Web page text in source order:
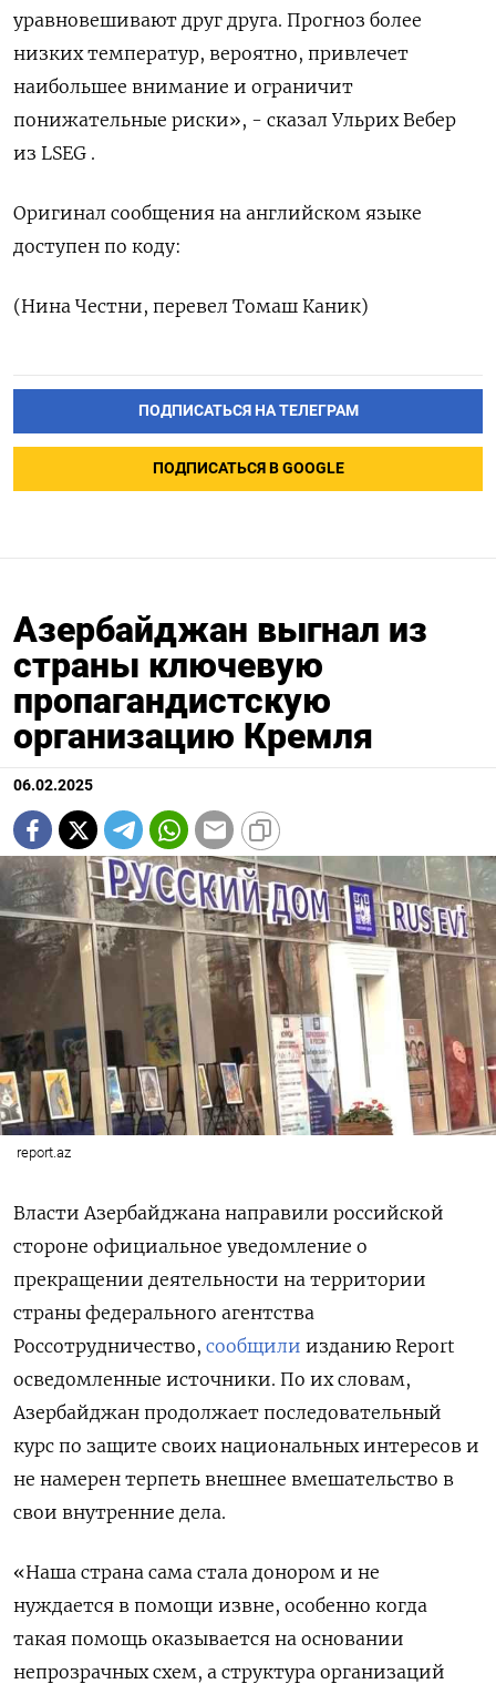
уравновешивают друг друга. Прогноз более
низких температур, вероятно, привлечет
наибольшее внимание и ограничит
понижательные риски», - сказал Ульрих Вебер
из LSEG .
Оригинал сообщения на английском языке
доступен по коду:
(Нина Честни, перевел Томаш Каник)
ПОДПИСАТЬСЯ НА ТЕЛЕГРАМ
ПОДПИСАТЬСЯ В GOOGLE
Азербайджан выгнал из
страны ключевую
пропагандистскую
организацию Кремля
06.02.2025
report.az
Власти Азербайджана направили российской
стороне официальное уведомление о
прекращении деятельности на территории
страны федерального агентства
Россотрудничество, сообщили изданию Report
осведомленные источники. По их словам,
Азербайджан продолжает последовательный
курс по защите своих национальных интересов и
не намерен терпеть внешнее вмешательство в
свои внутренние дела.
«Наша страна сама стала донором и не
нуждается в помощи извне, особенно когда
такая помощь оказывается на основании
непрозрачных схем, а структура организаций